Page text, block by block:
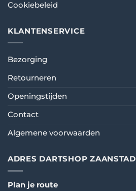
Cookiebeleid
KLANTENSERVICE
Bezorging
Retourneren
Openingstijden
Contact
Algemene voorwaarden
ADRES DARTSHOP ZAANSTAD
Plan je route